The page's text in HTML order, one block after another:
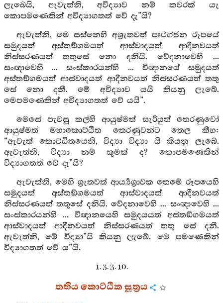
ලැබෙයි, ඇවැත්නි, අවිද්‍යාව නම් කවරක් යැ
කොපමණෙකින් අවිද්‍යාගතත් වේ දැ”යි?
ඇවැත්නි, මෙ සස්නෙහි අශ්‍රැතවත් පෘථග්ජන රූපයේ
සමුදයත් අස්තඞ්ගමයත් ආස්වාදයත් ආදීනවයත්
නිස්සරණයත් තතුසේ නො දනියි. වේදනාවෙහි ...
සංඥාවෙහි ... සංස්කාරයන්හි ... විඥානයේ සමුදයත්
අස්තඞ්ගමයත් ආස්වාදයත් ආදීනවයත් නිස්සරණයත් තතු
සේ නො දනී. මේ අවිද්‍යාව යයි කියනු ලැබේ.
මෙපමණෙකින් අවිද්‍යාගතත් වේ යයි”.
මෙසේ පැවසූ කල්හි ආයුෂ්මත් සැරියුත් තෙරණුවෝ
ආයුෂ්මත් මහාකොට්ඨිත තෙරණුවන්ට තෙල කීහ:
“ඇවැත් කොට්ඨිතයෙනි, විද්‍යා විද්‍යා යි කියනු ලැබේ.
ඇවැත්නි, විද්‍යා නම් කුමක් ද? කොපමණෙකින්
විද්‍යාගතත් වේ දැ”යි?
ඇවැත්නි, මෙහි ශ්‍රැතවත් ආර්‍ය්‍යශ්‍රාවක තෙමේ රූපයෙහි
සමුදයත් අස්තඞ්ගමයත් ආස්වාදයත් ආදීනවයත්
නිස්සරණයත් තතුසේ දනියි. වේදනාවෙහි ... සංඥාවෙහි ...
සංස්කාරයන්හි ... විඥානයෙහි සමුදයයත් අස්තඞ්ගමයත්
ආස්වාදයත් ආදීනවයත් නිස්සරණයත් තතු සේ දනී.
ඇවැත්නි, මේ විද්‍යා”යි කියනු ලැබේ. මෙ පමණෙකින්
විද්‍යාගතත් වේ ය”යි.
1. 3. 3. 10.
තතිය කොට්ඨික සූත්‍රය